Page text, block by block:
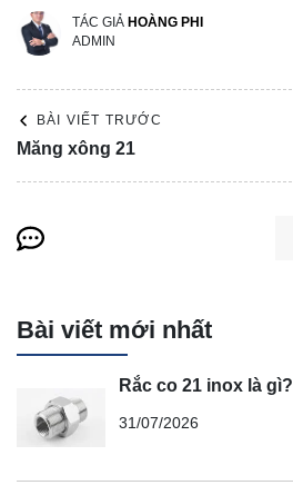
TÁC GIẢ HOÀNG PHI
ADMIN
BÀI VIẾT TRƯỚC
Măng xông 21
Bài viết mới nhất
Rắc co 21 inox là gì?
31/07/2026